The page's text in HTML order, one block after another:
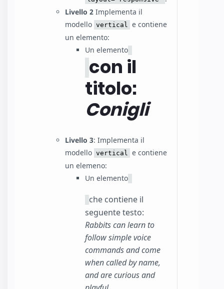
Livello 2 Implementa il
modello vertical e contiene
un elemento:
Un elemento
con il
titolo:
Conigli
Livello 3: Implementa il
modello vertical
e contiene
un elemeno:
Un elemento
che contiene il
seguente testo:
Rabbits can learn to
follow simple voice
commands and come
when called by name,
and are curious and